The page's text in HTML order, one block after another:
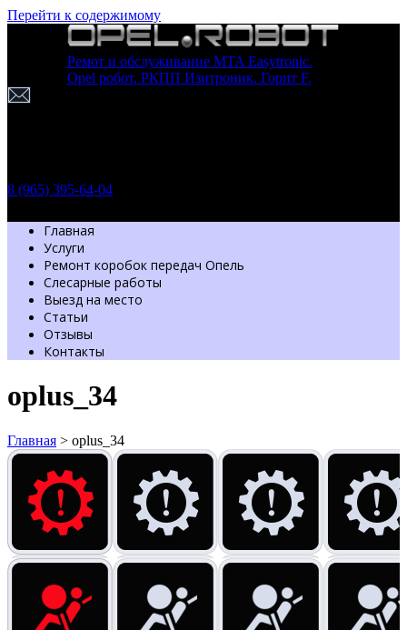
Перейти к содержимому
Ремот и обслуживание MTA Easytronic.
Opel робот. РКПП Изитроник. Горит F.
8 (965) 395-64-04
Главная
Услуги
Ремонт коробок передач Опель
Слесарные работы
Выезд на место
Статьи
Отзывы
Контакты
oplus_34
Главная > oplus_34